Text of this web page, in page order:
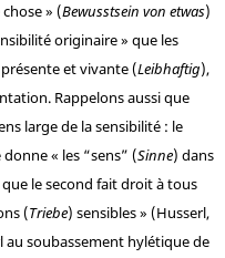
» (Bewusstsein von etwas)
originaire » que les
et vivante (Leibhaftig),
Rappelons aussi que
large de la sensibilité : le
« les “sens” (Sinne) dans
le second fait droit à tous
(Triebe) sensibles » (Husserl,
au soubassement hylétique de